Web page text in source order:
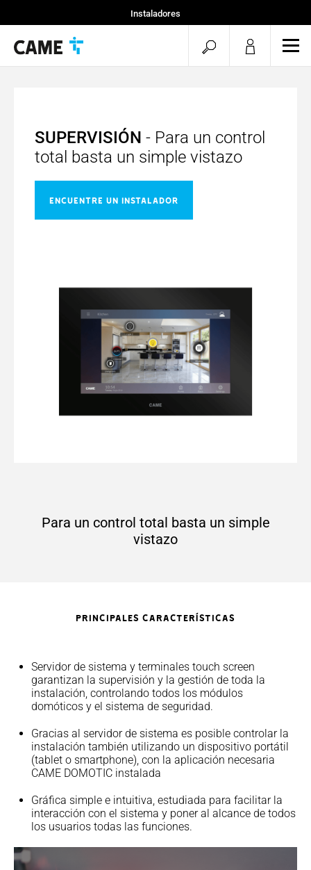
Instaladores
SUPERVISIÓN - Para un control
total basta un simple vistazo
ENCUENTRE UN INSTALADOR
Para un control total basta un simple
vistazo
PRINCIPALES CARACTERÍSTICAS
Servidor de sistema y terminales touch screen
garantizan la supervisión y la gestión de toda la
instalación, controlando todos los módulos
domóticos y el sistema de seguridad.
Gracias al servidor de sistema es posible controlar la
instalación también utilizando un dispositivo portátil
(tablet o smartphone), con la aplicación necesaria
CAME DOMOTIC instalada
Gráfica simple e intuitiva, estudiada para facilitar la
interacción con el sistema y poner al alcance de todos
los usuarios todas las funciones.